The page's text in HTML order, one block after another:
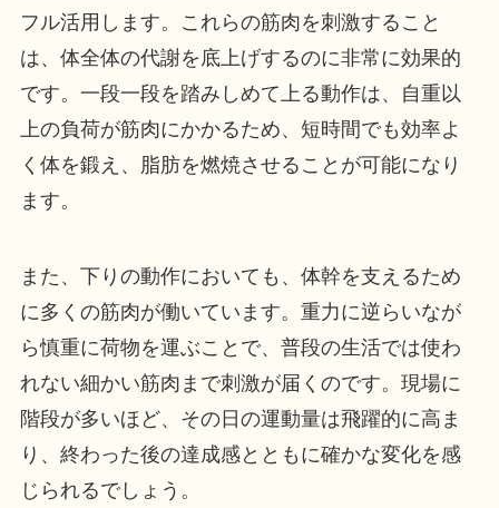
フル活用します。これらの筋肉を刺激すること
は、体全体の代謝を底上げするのに非常に効果的
です。一段一段を踏みしめて上る動作は、自重以
上の負荷が筋肉にかかるため、短時間でも効率よ
く体を鍛え、脂肪を燃焼させることが可能になり
ます。
また、下りの動作においても、体幹を支えるため
に多くの筋肉が働いています。重力に逆らいなが
ら慎重に荷物を運ぶことで、普段の生活では使わ
れない細かい筋肉まで刺激が届くのです。現場に
階段が多いほど、その日の運動量は飛躍的に高ま
り、終わった後の達成感とともに確かな変化を感
じられるでしょう。